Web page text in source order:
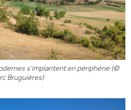
s'implantent en périphérie (©
Bruguières)